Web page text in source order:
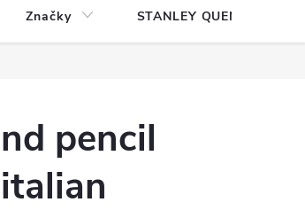
Značky STANLEY QUENCHER
pencil